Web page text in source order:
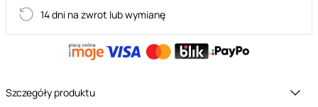
14 dni na zwrot lub wymianę
Szczegóły produktu